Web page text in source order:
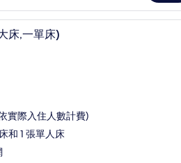
標準三人房(一大床,一單床) |
床,一單床)
實際入住人數計費)
和 1 張單人床